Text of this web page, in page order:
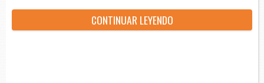
CON­TI­NUAR LEYENDO